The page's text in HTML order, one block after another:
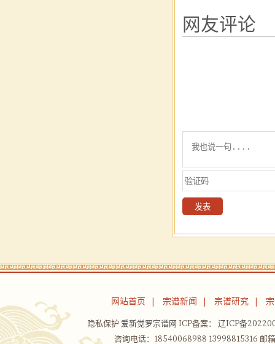
网友评论
网站首页 宗谱新闻 宗谱研究
隐私保护 爱新觉罗宗谱网 ICP备案： 辽ICP备
咨询电话：18540068988 13998815316